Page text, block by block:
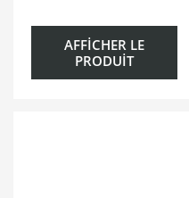
AFFICHER LE
PRODUIT